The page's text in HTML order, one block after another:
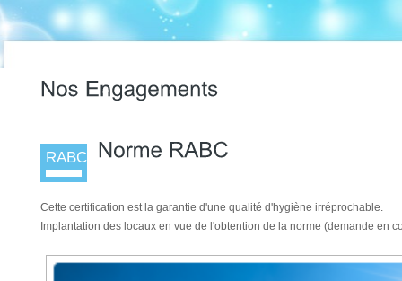
RABC
Cette certification est la garantie d'une qualité d'hygiène irréprochable.
Implantation des locaux en vue de l'obtention de la norme (demande en